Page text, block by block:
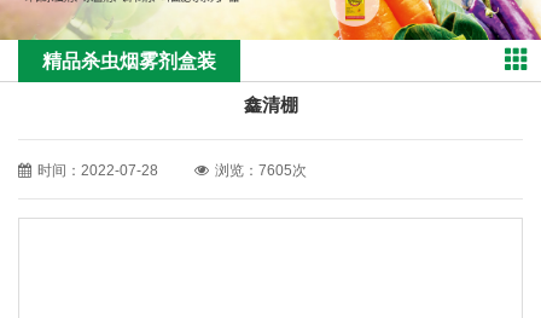
精品杀虫烟雾剂盒装
鑫清棚
时间：2022-07-28 浏览：7605次